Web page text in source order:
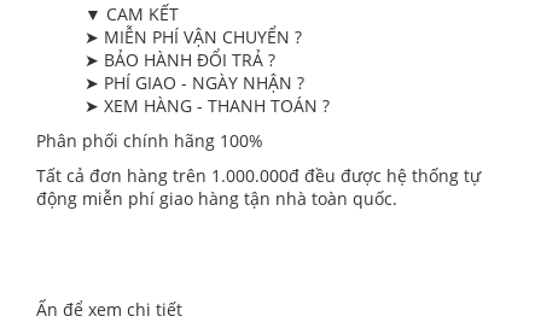
▼ CAM KẾT
➤ MIỄN PHÍ VẬN CHUYỂN ?
➤ BẢO HÀNH ĐỔI TRẢ ?
➤ PHÍ GIAO - NGÀY NHẬN ?
➤ XEM HÀNG - THANH TOÁN ?
Phân phối chính hãng 100%
Tất cả đơn hàng trên 1.000.000đ đều được hệ thống tự
động miễn phí giao hàng tận nhà toàn quốc.
Ấn để xem chi tiết